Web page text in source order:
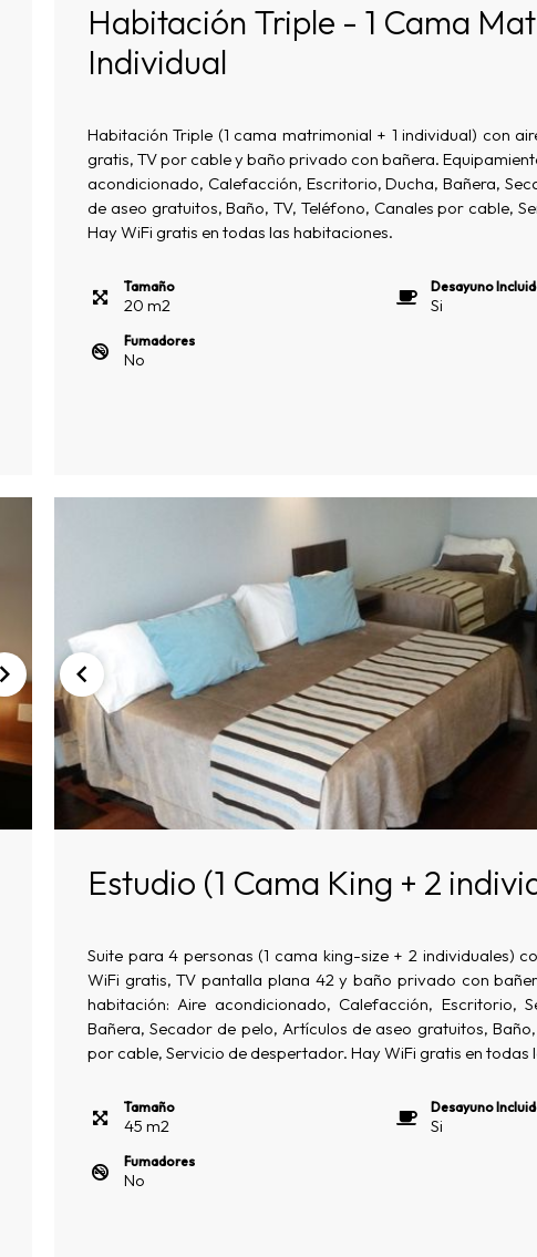
Habitación Triple - 1 Cama
Individual
Habitación Triple (1 cama matrimonial + 1 individual) con
gratis, TV por cable y baño privado con bañera.
acondicionado, Calefacción, Escritorio, Ducha, Bañera,
de aseo gratuitos, Baño, TV, Teléfono, Canales por cable,
Hay WiFi gratis en todas las habitaciones.
Tamaño
20 m2
Desayuno
Si
Fumadores
No
Estudio (1 Cama King + 2
Suite para 4 personas (1 cama king-size + 2 individuales)
WiFi gratis, TV pantalla plana 42 y baño privado con
habitación: Aire acondicionado, Calefacción, Escritorio,
Bañera, Secador de pelo, Artículos de aseo gratuitos, Baño,
por cable, Servicio de despertador. Hay WiFi gratis en todas
Tamaño
45 m2
Desayuno
Si
Fumadores
No